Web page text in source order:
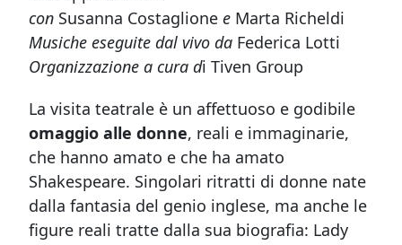
con Susanna Costaglione e Marta Richeldi
Musiche eseguite dal vivo da Federica Lotti
Organizzazione a cura di Tiven Group
La visita teatrale è un affettuoso e godibile
omaggio alle donne, reali e immaginarie,
che hanno amato e che ha amato
Shakespeare. Singolari ritratti di donne nate
dalla fantasia del genio inglese, ma anche le
figure reali tratte dalla sua biografia: Lady